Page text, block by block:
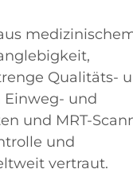
Qualitäts-
Einweg- und
und MRT-
und
vertraut.